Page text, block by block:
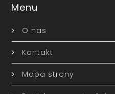
Menu
O nas
Kontakt
Mapa strony